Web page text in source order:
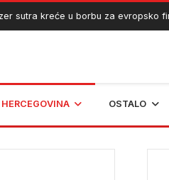
kreće u borbu za evropsko finale
HERCEGOVINA OSTALO